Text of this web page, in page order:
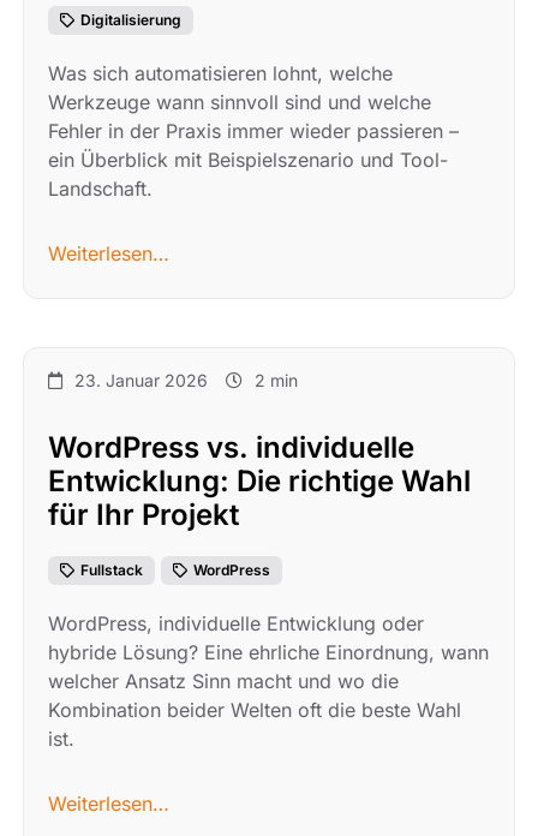
Digitalisierung
Was sich automatisieren lohnt, welche
Werkzeuge wann sinnvoll sind und welche
Fehler in der Praxis immer wieder passieren –
ein Überblick mit Beispielszenario und Tool-
Landschaft.
Weiterlesen…
23. Januar 2026 2 min
WordPress vs. individuelle
Entwicklung: Die richtige Wahl
für Ihr Projekt
Fullstack WordPress
WordPress, individuelle Entwicklung oder
hybride Lösung? Eine ehrliche Einordnung, wann
welcher Ansatz Sinn macht und wo die
Kombination beider Welten oft die beste Wahl
ist.
Weiterlesen…